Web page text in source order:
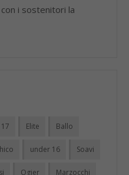
i sostenitori la
Elite Ballo
under 16 Soavi
Ogier Marzocchi